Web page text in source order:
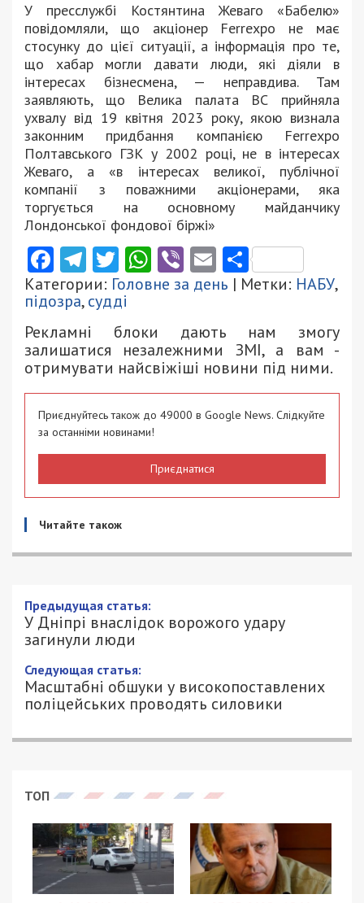
У пресслужбі Костянтина Жеваго «Бабелю»
повідомляли, що акціонер Ferrexpo не має
стосунку до цієї ситуації, а інформація про те,
що хабар могли давати люди, які діяли в
інтересах бізнесмена, — неправдива. Там
заявляють, що Велика палата ВС прийняла
ухвалу від 19 квітня 2023 року, якою визнала
законним придбання компанією Ferrexpo
Полтавського ГЗК у 2002 році, не в інтересах
Жеваго, а «в інтересах великої, публічної
компанії з поважними акціонерами, яка
торгується на основному майданчику
Лондонської фондової біржі»
Facebook
Telegram
Twitter
WhatsApp
ViberEmail
Категории: Головне за день | Метки: НАБУ,
підозра,судді
Рекламні блоки дають нам змогу
залишатися незалежними ЗМІ, а вам -
отримувати найсвіжіші новини під ними.
Приєднуйтесь також до 49000 в Google News. Слідкуйте
за останніми новинами!
Приєднатися
Читайте також
У Дніпрі внаслідок ворожого удару
загинули люди
20/05/2026 - 9:00
АННА БАУМАН - СПЕЦИАЛЬНО ДЛЯ
49000.COM.UA
354